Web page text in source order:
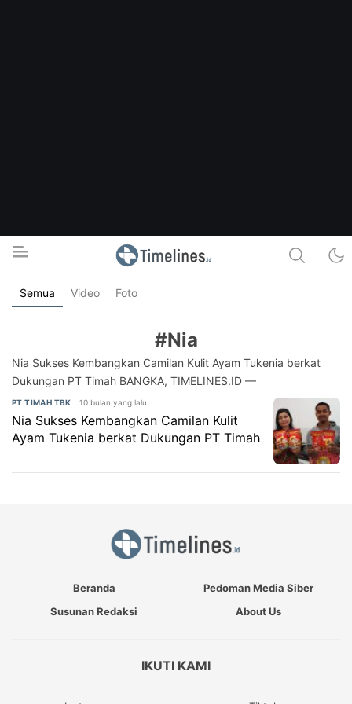
Timelines.id
Media Literasi, Sejarah & Budaya
Semua Video Foto
#Nia
Nia Sukses Kembangkan Camilan Kulit Ayam Tukenia berkat
Dukungan PT Timah BANGKA, TIMELINES.ID —
PT TIMAH TBK 10 bulan yang lalu
Nia Sukses Kembangkan Camilan Kulit
Ayam Tukenia berkat Dukungan PT Timah
Beranda
Pedoman Media Siber
Susunan Redaksi
About Us
IKUTI KAMI